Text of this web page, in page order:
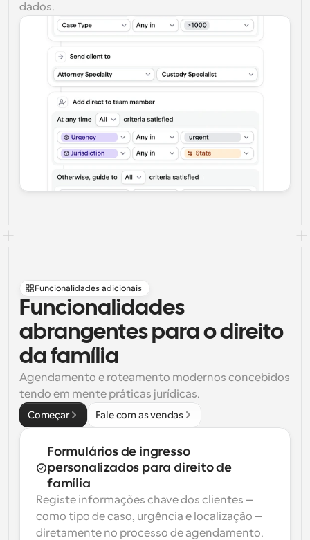
dados.
Funcionalidades adicionais
Funcionalidades
abrangentes para o direito
da família
Agendamento e roteamento modernos concebidos
tendo em mente práticas jurídicas.
Começar Fale com as vendas
Formulários de ingresso
personalizados para direito de
família
Registe informações chave dos clientes —
como tipo de caso, urgência e localização —
diretamente no processo de agendamento.